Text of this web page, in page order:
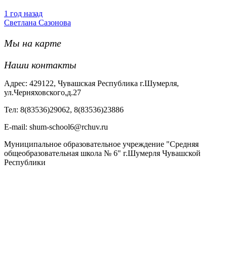
1 год назад
Светлана Сазонова
Мы на карте
Наши контакты
Адрес: 429122, Чувашская Республика г.Шумерля,
ул.Черняховского,д.27
Тел: 8(83536)29062, 8(83536)23886
Е-mail: shum-school6@rchuv.ru
Муниципальное образовательное учреждение "Средняя
общеобразовательная школа № 6" г.Шумерля Чувашской
Республики